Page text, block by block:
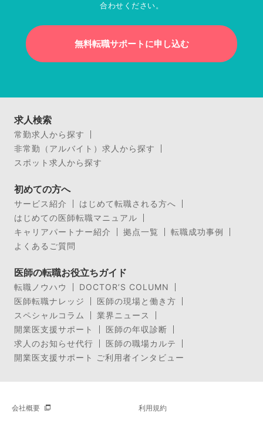
合わせください。
無料転職サポートに申し込む
求人検索
常勤求人から探す
非常勤（アルバイト）求人から探す
スポット求人から探す
初めての方へ
サービス紹介
はじめて転職される方へ
はじめての医師転職マニュアル
キャリアパートナー紹介
拠点一覧
転職成功事例
よくあるご質問
医師の転職お役立ちガイド
転職ノウハウ
DOCTOR’S COLUMN
医師転職ナレッジ
医師の現場と働き方
スペシャルコラム
業界ニュース
開業医支援サポート
医師の年収診断
求人のお知らせ代行
医師の職場カルテ
開業医支援サポート ご利用者インタビュー
会社概要 利用規約